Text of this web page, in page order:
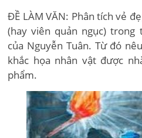
ĐỀ LÀM VĂN: Phân tích vẻ
(hay viên quản ngục)
của Nguyễn Tuân. Từ đó
khắc họa nhân vật được
phẩm.